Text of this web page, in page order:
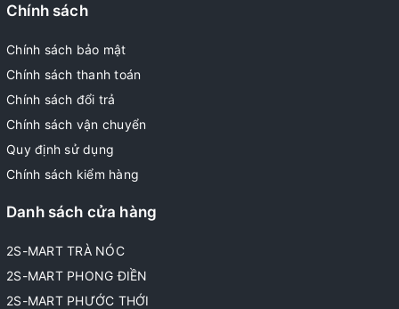
Chính sách
Chính sách bảo mật
Chính sách thanh toán
Chính sách đổi trả
Chính sách vận chuyển
Quy định sử dụng
Chính sách kiểm hàng
Danh sách cửa hàng
2S-MART TRÀ NÓC
2S-MART PHONG ĐIỀN
2S-MART PHƯỚC THỚI